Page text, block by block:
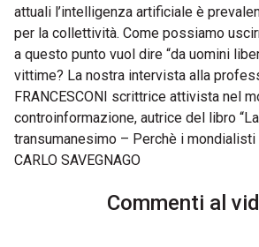
attuali l’intelligenza artificiale è
per la collettività. Come possiamo
a questo punto vuol dire “da uomini
vittime? La nostra intervista alla
FRANCESCONI scrittrice attivista nel
controinformazione, autrice del libro
transumanesimo – Perchè i mondialisti
CARLO SAVEGNAGO
Commenti al